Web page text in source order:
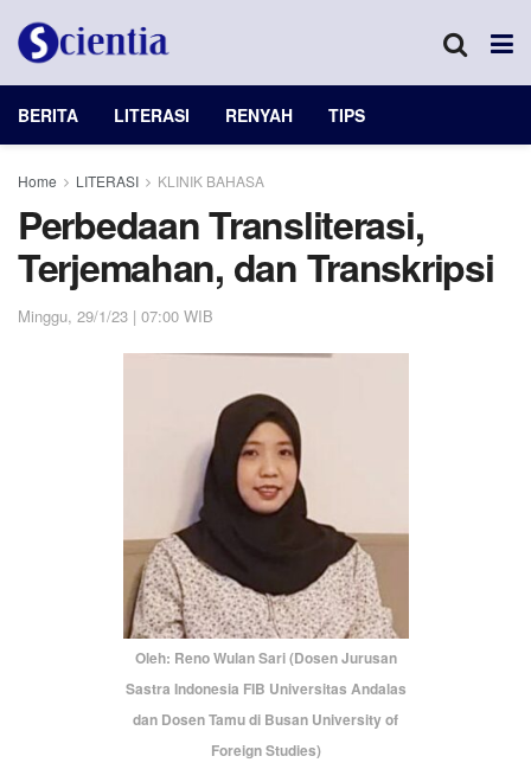
BERITA LITERASI RENYAH TIPS
Home LITERASI KLINIK BAHASA
Perbedaan Transliterasi,
Terjemahan, dan Transkripsi
Minggu, 29/1/23 | 07:00 WIB
Oleh: Reno Wulan Sari (Dosen Jurusan
Sastra Indonesia FIB Universitas Andalas
dan Dosen Tamu di Busan University of
Foreign Studies)